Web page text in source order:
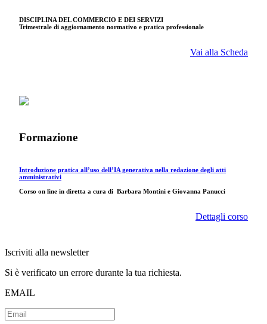
DISCIPLINA DEL COMMERCIO E DEI SERVIZI
Trimestrale di aggiornamento normativo e pratica professionale
Vai alla Scheda
Formazione
Introduzione pratica all’uso dell’IA generativa nella redazione degli atti
amministrativi
Corso on line in diretta a cura di Barbara Montini e Giovanna Panucci
Dettagli corso
Iscriviti alla newsletter
Si è verificato un errore durante la tua richiesta.
EMAIL